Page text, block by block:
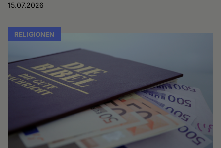
15.07.2026
RELIGIONEN